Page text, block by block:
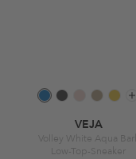
VEJA
Volley White Aqua
Low-Top-Sneaker